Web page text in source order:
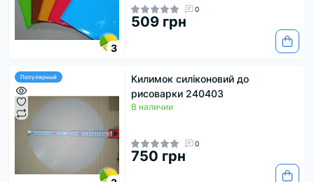
3
0
509 грн
Популярный
Килимок силіконовий до
рисоварки 240403
В наличии
0
750 грн